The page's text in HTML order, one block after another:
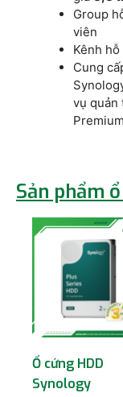
Group
viên
Kênh
Cung
vụ quản
Sản phẩm
Ổ cứng HDD
Synology